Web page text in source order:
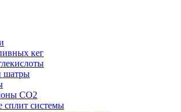
кег
шатры
CO2
cплит системы